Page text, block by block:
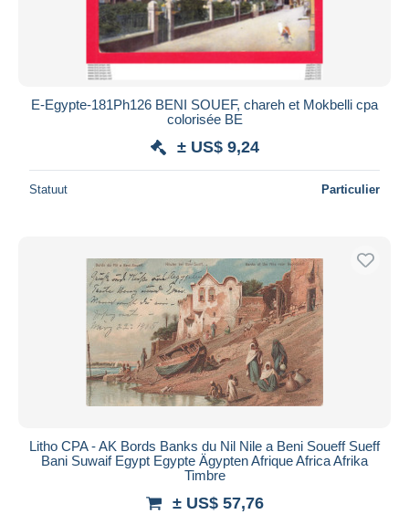
E-Egypte-181Ph126 BENI SOUEF, chareh et Mokbelli cpa
colorisée BE
± US$ 9,24
Statuut Particulier
Litho CPA - AK Bords Banks du Nil Nile a Beni Soueff Sueff
Bani Suwaif Egypt Egypte Ägypten Afrique Africa Afrika
Timbre
± US$ 57,76